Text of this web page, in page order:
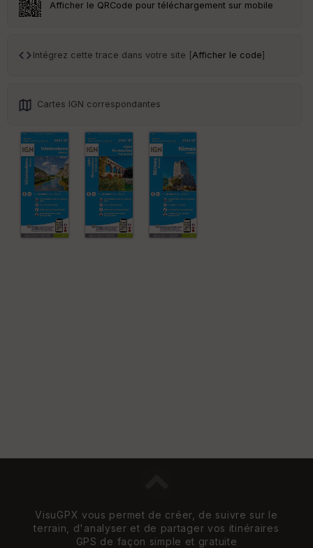
Afficher le QRCode pour téléchargement sur mobile
Intégrez cette trace dans votre site [Afficher le code]
Cartes IGN correspondantes
VisuGPX vous permet de créer, de suivre sur le
terrain, d'analyser et de partager vos itinéraires
GPS de façon simple et gratuite